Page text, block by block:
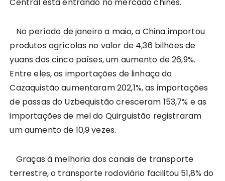
No período de janeiro a maio, a China importou
produtos agrícolas no valor de 4,36 bilhões de
yuans dos cinco países, um aumento de 26,9%.
Entre eles, as importações de linhaça do
Cazaquistão aumentaram 202,1%, as importações
de passas do Uzbequistão cresceram 153,7% e as
importações de mel do Quirguistão registraram
um aumento de 10,9 vezes.
Graças à melhoria dos canais de transporte
terrestre, o transporte rodoviário facilitou 51,8% do